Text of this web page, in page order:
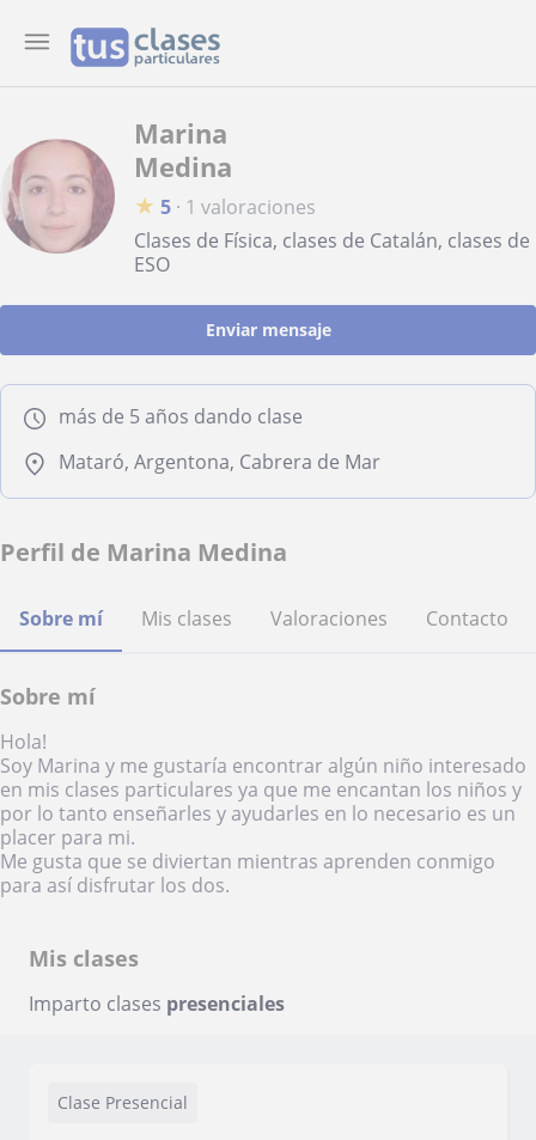
Marina
Medina
★ 5 · 1 valoraciones
Clases de Física, clases de Catalán, clases de
ESO
Enviar mensaje
más de 5 años dando clase
Mataró, Argentona, Cabrera de Mar
Perfil de Marina Medina
Sobre mí Mis clases Valoraciones Contacto
Sobre mí
Hola!
Soy Marina y me gustaría encontrar algún niño interesado
en mis clases particulares ya que me encantan los niños y
por lo tanto enseñarles y ayudarles en lo necesario es un
placer para mi.
Me gusta que se diviertan mientras aprenden conmigo
para así disfrutar los dos.
Mis clases
Imparto clases presenciales
Clase Presencial